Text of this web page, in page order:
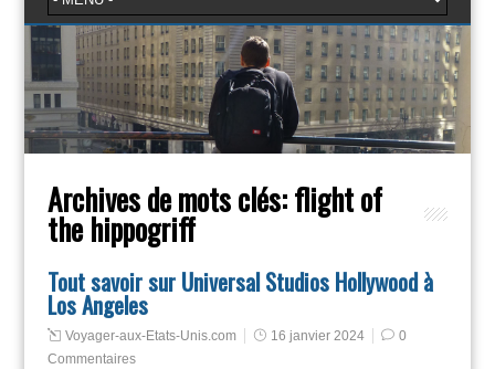
Archives de mots clés:flight of
the hippogriff
Tout savoir sur Universal Studios Hollywood à
Los Angeles
Voyager-aux-Etats-Unis.com 16 janvier 2024
0
Commentaires